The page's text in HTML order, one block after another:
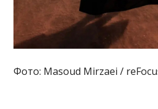
Фото: Masoud Mirzaei /